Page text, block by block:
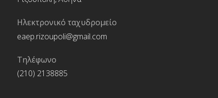
Ηλεκτρονικό ταχυδρομείο
eaep.rizoupoli@gmail.com
Τηλέφωνο
(210) 2138885